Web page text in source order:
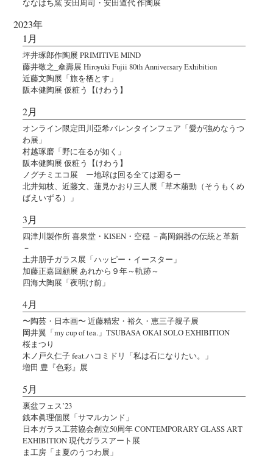
ななはち窯 安田周司・安田道代 作陶展
2023年
1月
坪井琢郎作陶展 PRIMITIVE MIND
藤井敬之_傘壽展 Hiroyuki Fujii 80th Anniversary Exhibition
近藤文陶展「旅を栖とす」
阪本健陶展 仮粧う【けわう】
2月
オンライン限定田川亞希バレンタインフェア「愛が強めなうつ
わ展」
村越琢磨「野に在るが如く」
阪本健陶展 仮粧う【けわう】
ノグチミエコ展 ー地球は回る全ては廻るー
北井知枝、近藤文、蓮見かおり三人展「草木萠動（そうもくめ
ばえいずる）」
3月
四津川製作所 喜泉堂・KISEN・空穏 －高岡銅器の伝統と革新
－
土井朋子ガラス展「ハッピー・イースター」
加藤正嘉回顧展 あれから９年～軌跡～
四海大陶展「夜明け前」
4月
〜陶芸・日本画〜 近藤精宏・裕久・恵三子親子展
岡井翼「my cup of tea.」TSUBASA OKAI SOLO EXHIBITION
桜まつり
木ノ戸久仁子 feat.ハコミドリ「私は石になりたい。」
増田 豊『色彩』展
5月
裏盆フェス’23
銭本眞理個展「サマルカンド」
日本ガラス工芸協会創立50周年 CONTEMPORARY GLASS ART
EXHIBITION 現代ガラスアート展
ま工房「ま夏のうつわ展」